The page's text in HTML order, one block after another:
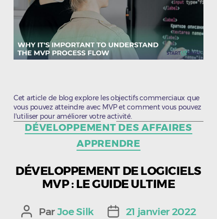
Cet article de blog explore les objectifs commerciaux que
vous pouvez atteindre avec MVP et comment vous pouvez
l'utiliser pour améliorer votre activité.
Catégories
DÉVELOPPEMENT DES AFFAIRES
APPRENDRE
DÉVELOPPEMENT DE LOGICIELS
MVP : LE GUIDE ULTIME
Auteur
ParJoe Silk
Date21 janvier 2022